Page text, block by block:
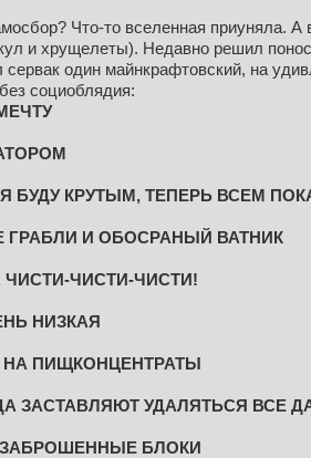
Что-то вселенная приуняла. А
и хрущелеты). Недавно решил
один майнкрафтовский, на
социоблядия:
БУДУ КРУТЫМ, ТЕПЕРЬ ВСЕМ
И ОБОСРАНЫЙ ВАТНИК
ЧИСТИ-ЧИСТИ!
НИЗКАЯ
НА ПИЩКОНЦЕНТРАТЫ
ЗАСТАВЛЯЮТ УДАЛЯТЬСЯ ВСЕ
БЛОКИ